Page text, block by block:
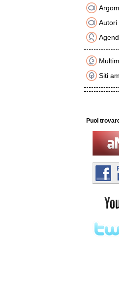
Autori
Siti
Puoi